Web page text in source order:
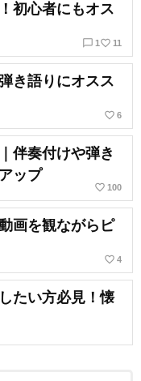
初心者にもオス
chat_bubble_outline 1 favorite_border 11
き語りにオスス
favorite_border 6
伴奏付けや弾き
ップ
favorite_border 100
画を観ながらピ
favorite_border 4
たい方必見！懐